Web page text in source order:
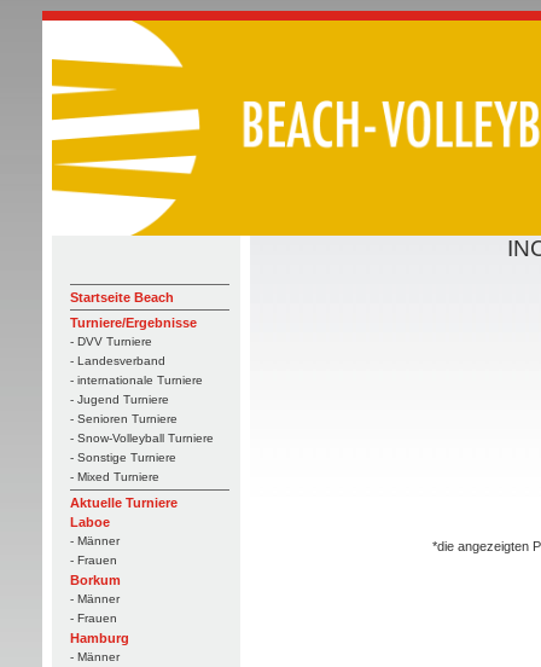
Startseite Beach
Turniere/Ergebnisse
- DVV Turniere
- Landesverband
- internationale Turniere
- Jugend Turniere
- Senioren Turniere
- Snow-Volleyball Turniere
- Sonstige Turniere
- Mixed Turniere
Aktuelle Turniere
Laboe
- Männer
- Frauen
Borkum
- Männer
- Frauen
Hamburg
- Männer
*die angezeigten